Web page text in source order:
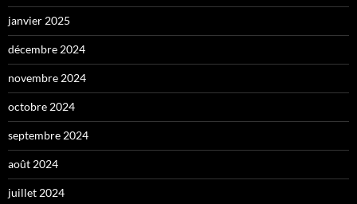
janvier 2025
décembre 2024
novembre 2024
octobre 2024
septembre 2024
août 2024
juillet 2024